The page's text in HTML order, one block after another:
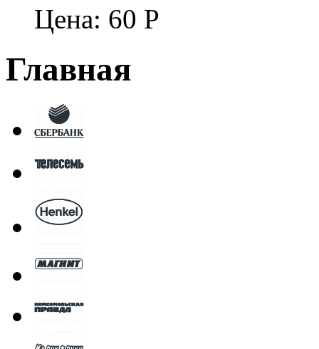
Цена: 60 Р
Главная